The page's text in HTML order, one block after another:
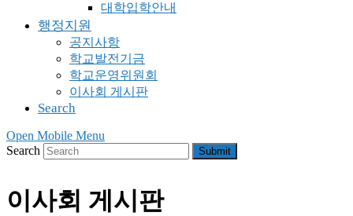
대학입학안내
행정지원
공지사항
학교발전기금
학교운영위원회
이사회 게시판
Search
Open Mobile Menu
Search
Submit
이사회 게시판